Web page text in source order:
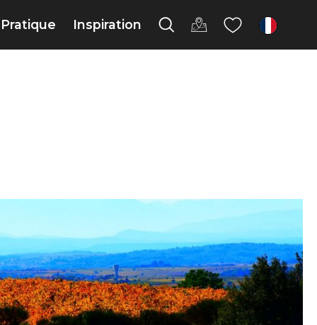
Pratique Inspiration fr